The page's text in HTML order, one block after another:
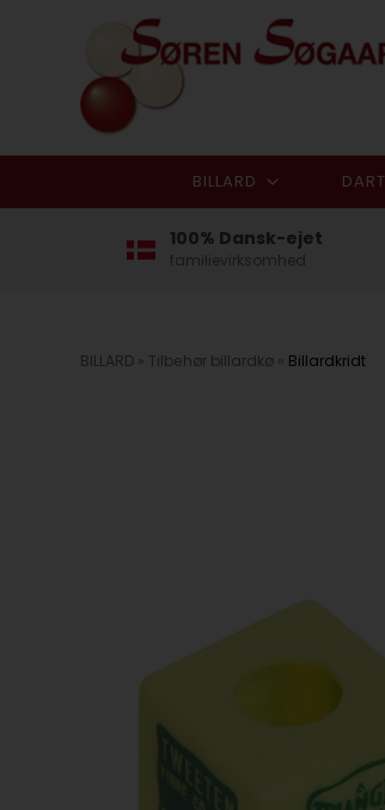
BILLARD DART
100% Dansk-ejet
familievirksomhed
BILLARD » Tilbehør billardkø » Billardkridt